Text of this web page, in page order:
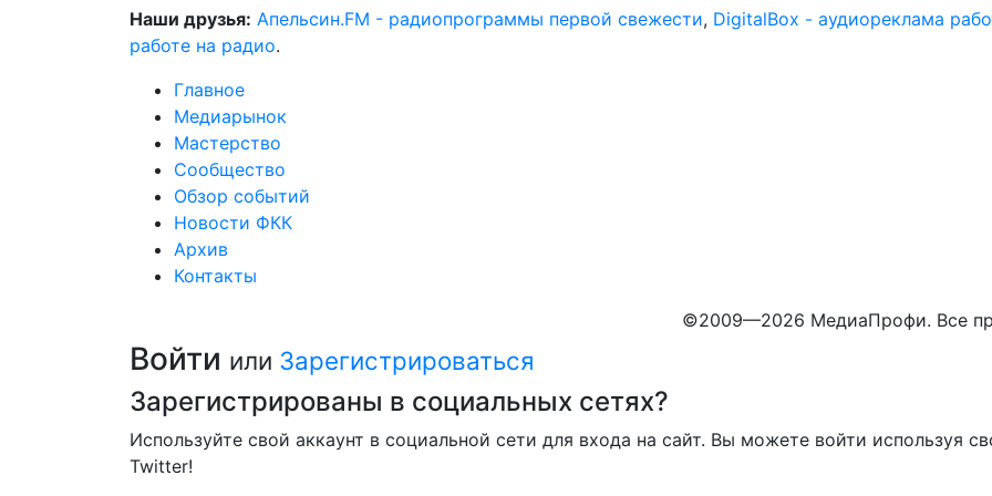
Наши друзья: Апельсин.FM - радиопрограммы первой свежести, DigitalBox - аудиореклама
работе на радио.
Главное
Медиарынок
Мастерство
Сообщество
Обзор событий
Новости ФКК
Архив
Контакты
©2009—2026 МедиаПрофи. Все
Войти или Зарегистрироваться
Зарегистрированы в социальных сетях?
Используйте свой аккаунт в социальной сети для входа на сайт. Вы можете войти используя
Twitter!